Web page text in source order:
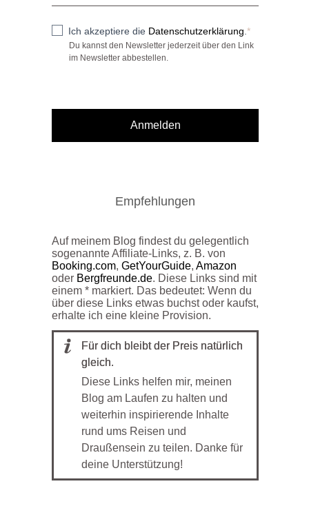
Ich akzeptiere die Datenschutzerklärung
Du kannst den Newsletter jederzeit über den Link
im Newsletter abbestellen.
Anmelden
Empfehlungen
Auf meinem Blog findest du gelegentlich
sogenannte Affiliate-Links, z. B. von
Booking.com, GetYourGuide, Amazon
oder Bergfreunde.de. Diese Links sind mit
einem * markiert. Das bedeutet: Wenn du
über diese Links etwas buchst oder kaufst,
erhalte ich eine kleine Provision.
Für dich bleibt der Preis natürlich
gleich.
Diese Links helfen mir, meinen
Blog am Laufen zu halten und
weiterhin inspirierende Inhalte
rund ums Reisen und
Draußensein zu teilen. Danke für
deine Unterstützung!